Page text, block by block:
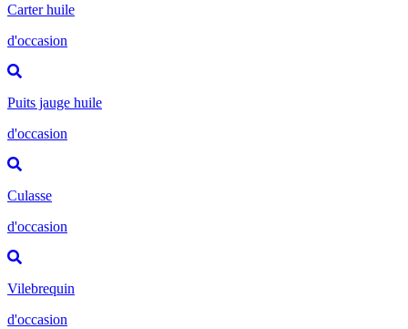
Carter huile
d'occasion
Puits jauge huile
d'occasion
Culasse
d'occasion
Vilebrequin
d'occasion